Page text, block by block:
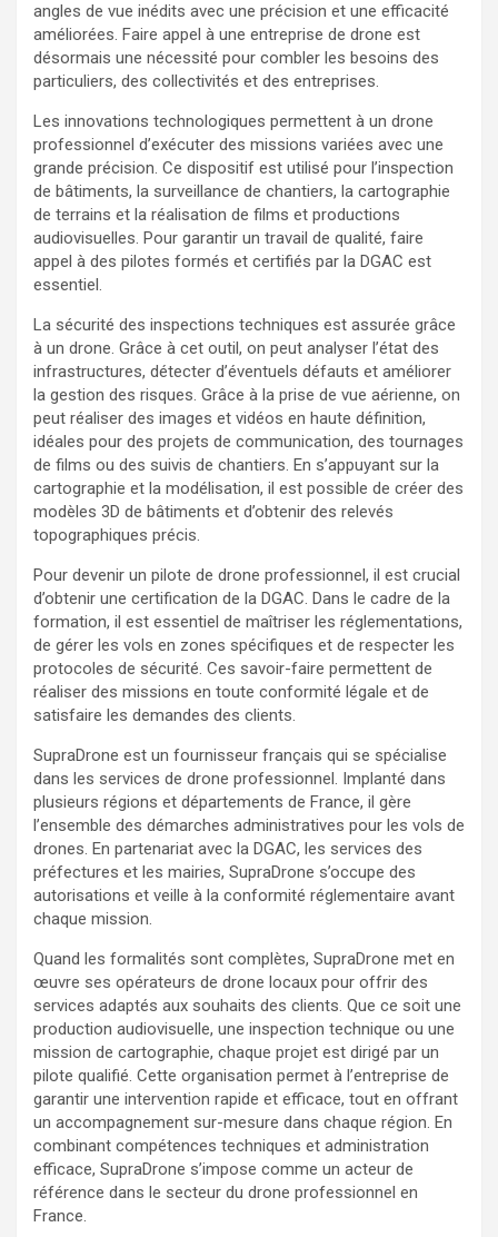
angles de vue inédits avec une précision et une efficacité
améliorées. Faire appel à une entreprise de drone est
désormais une nécessité pour combler les besoins des
particuliers, des collectivités et des entreprises.
Les innovations technologiques permettent à un drone
professionnel d’exécuter des missions variées avec une
grande précision. Ce dispositif est utilisé pour l’inspection
de bâtiments, la surveillance de chantiers, la cartographie
de terrains et la réalisation de films et productions
audiovisuelles. Pour garantir un travail de qualité, faire
appel à des pilotes formés et certifiés par la DGAC est
essentiel.
La sécurité des inspections techniques est assurée grâce
à un drone. Grâce à cet outil, on peut analyser l’état des
infrastructures, détecter d’éventuels défauts et améliorer
la gestion des risques. Grâce à la prise de vue aérienne, on
peut réaliser des images et vidéos en haute définition,
idéales pour des projets de communication, des tournages
de films ou des suivis de chantiers. En s’appuyant sur la
cartographie et la modélisation, il est possible de créer des
modèles 3D de bâtiments et d’obtenir des relevés
topographiques précis.
Pour devenir un pilote de drone professionnel, il est crucial
d’obtenir une certification de la DGAC. Dans le cadre de la
formation, il est essentiel de maîtriser les réglementations,
de gérer les vols en zones spécifiques et de respecter les
protocoles de sécurité. Ces savoir-faire permettent de
réaliser des missions en toute conformité légale et de
satisfaire les demandes des clients.
SupraDrone est un fournisseur français qui se spécialise
dans les services de drone professionnel. Implanté dans
plusieurs régions et départements de France, il gère
l’ensemble des démarches administratives pour les vols de
drones. En partenariat avec la DGAC, les services des
préfectures et les mairies, SupraDrone s’occupe des
autorisations et veille à la conformité réglementaire avant
chaque mission.
Quand les formalités sont complètes, SupraDrone met en
œuvre ses opérateurs de drone locaux pour offrir des
services adaptés aux souhaits des clients. Que ce soit une
production audiovisuelle, une inspection technique ou une
mission de cartographie, chaque projet est dirigé par un
pilote qualifié. Cette organisation permet à l’entreprise de
garantir une intervention rapide et efficace, tout en offrant
un accompagnement sur-mesure dans chaque région. En
combinant compétences techniques et administration
efficace, SupraDrone s’impose comme un acteur de
référence dans le secteur du drone professionnel en
France.